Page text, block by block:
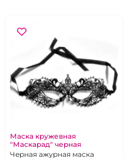
Маска кружевная
"Маскарад" черная
Черная ажурная маска